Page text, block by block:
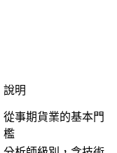
說明
從事期貨業的基本門
檻